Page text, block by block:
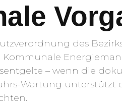
des
Kommunale
– wenn die
Wartung